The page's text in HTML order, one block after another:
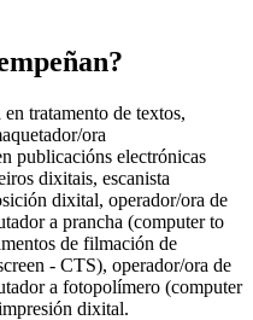
tratamento de textos,
ora
publicacións electrónicas
dixitais, escanista
dixital, operador/ora de
a prancha (computer to
de filmación de
- CTS), operador/ora de
a fotopolímero (computer
dixital.